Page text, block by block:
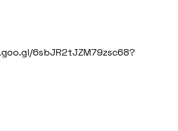
6sbJR2tJZM79zsc68?